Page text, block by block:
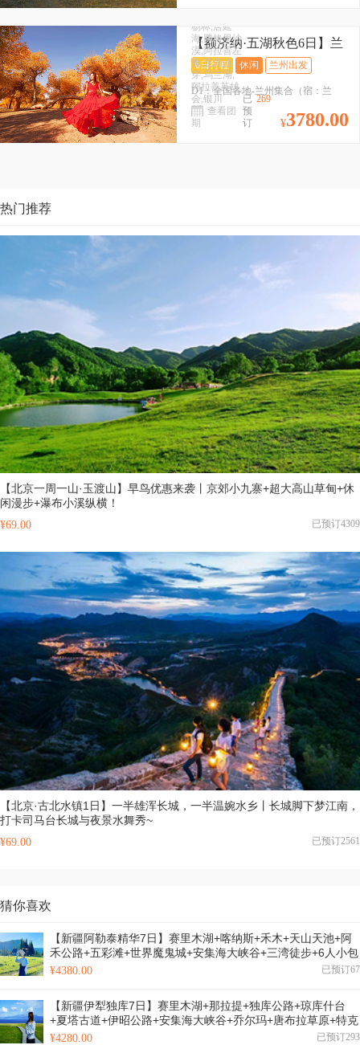
【额济纳·五湖秋色6日】兰
州+额济纳胡杨林+黑城弱水
胡杨林+张掖外星谷+越野穿
越腾格里沙漠+乌兰湖+阿拉
善英雄会+居延海日出+2-8
人小包团&8人拼团
6日行程 休闲 兰州出发
D1：全国各地-兰州集合（宿：兰
州）
D2：兰州-张掖外星谷-高台（宿：高
杨林,居延
海,腾格里沙
漠,阿拉善左
旗,五湖连
穿,乌兰湖,
阿拉善英雄
会,银川
查看团
期
已
预
订
269
¥3780.00
热门推荐
【北京一周一山·玉渡山】早鸟优惠来袭丨京郊小九寨+超大高山草甸+休
闲漫步+瀑布小溪纵横！
¥69.00 已预订4309
【北京·古北水镇1日】一半雄浑长城，一半温婉水乡丨长城脚下梦江南，
打卡司马台长城与夜景水舞秀~
¥69.00 已预订2561
猜你喜欢
【新疆阿勒泰精华7日】赛里木湖+喀纳斯+禾木+天山天池+阿
禾公路+五彩滩+世界魔鬼城+安集海大峡谷+三湾徒步+6人小包
团&6人小团
¥4380.00 已预订67
【新疆伊犁独库7日】赛里木湖+那拉提+独库公路+琼库什台
+夏塔古道+伊昭公路+安集海大峡谷+乔尔玛+唐布拉草原+特克
斯+果子沟大桥+薰衣草农场+2-6人小包团&6人小团
¥4280.00 已预订293